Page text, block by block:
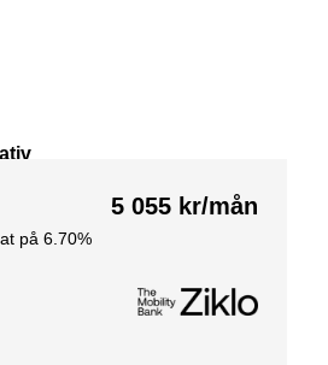
på 6.70%
5 055 kr/mån